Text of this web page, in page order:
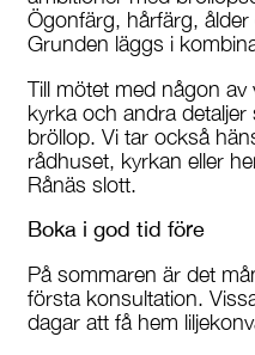
Ögonfärg, hårfärg,
Grunden läggs i
Till mötet med någon
kyrka och andra
bröllop. Vi tar också
rådhuset, kyrkan eller
Rånäs slott.
Boka i god tid före
På sommaren är det
första konsultation.
dagar att få hem